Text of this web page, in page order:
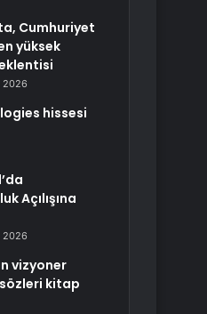
Cumhuriyet
yüksek
2026
hissesi
Açılışına
2026
vizyoner
kitap